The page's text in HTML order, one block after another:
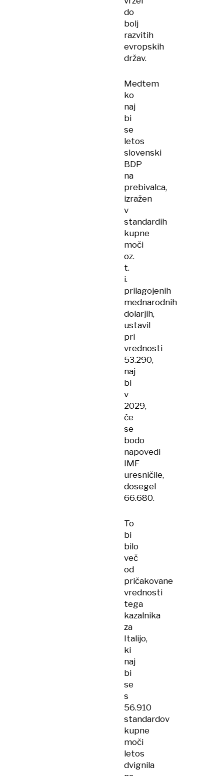
do
bolj
razvitih
evropskih
držav.
Medtem
ko
naj
bi
se
letos
slovenski
BDP
na
prebivalca,
izražen
v
standardih
kupne
moči
oz.
t.
i.
prilagojenih
mednarodnih
dolarjih,
ustavil
pri
vrednosti
53.290,
naj
bi
v
2029,
če
se
bodo
napovedi
IMF
uresničile,
dosegel
66.680.
To
bi
bilo
več
od
pričakovane
vrednosti
tega
kazalnika
za
Italijo,
ki
naj
bi
se
s
56.910
standardov
kupne
moči
letos
dvignila